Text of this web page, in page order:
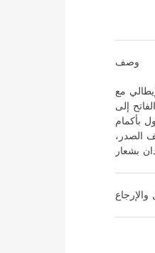
وصف
مع
إلى
بأكمام
الصدر،
والإرجاع